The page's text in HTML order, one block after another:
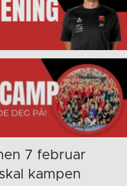
7 februar
kampen